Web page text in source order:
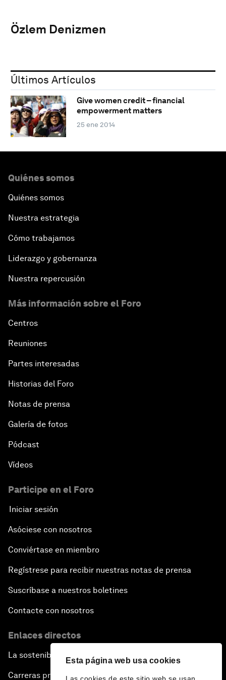
Esta página web usa cookies
Özlem Denizmen
Últimos Artículos
Give women credit – financial
empowerment matters
25 ene 2014
Quiénes somos
Quiénes somos
Nuestra estrategia
Cómo trabajamos
Liderazgo y gobernanza
Nuestra repercusión
Más información sobre el Foro
Centros
Reuniones
Partes interesadas
Historias del Foro
Notas de prensa
Galería de fotos
Pódcast
Vídeos
Participe en el Foro
Iniciar sesión
Asóciese con nosotros
Conviértase en miembro
Regístrese para recibir nuestras notas de prensa
Suscríbase a nuestros boletines
Contacte con nosotros
Enlaces directos
La sostenibilidad en el Foro
Carreras profesionales